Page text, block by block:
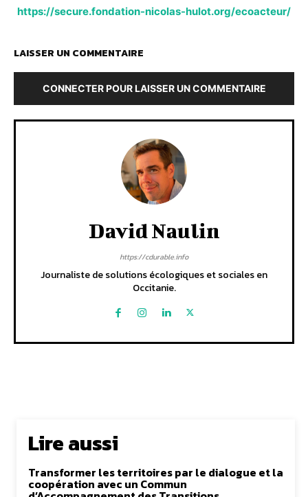
https://secure.fondation-nicolas-hulot.org/ecoacteur/
LAISSER UN COMMENTAIRE
CONNECTER POUR LAISSER UN COMMENTAIRE
David Naulin
https://cdurable.info
Journaliste de solutions écologiques et sociales en
Occitanie.
Lire aussi
Transformer les territoires par le dialogue et la
coopération avec un Commun